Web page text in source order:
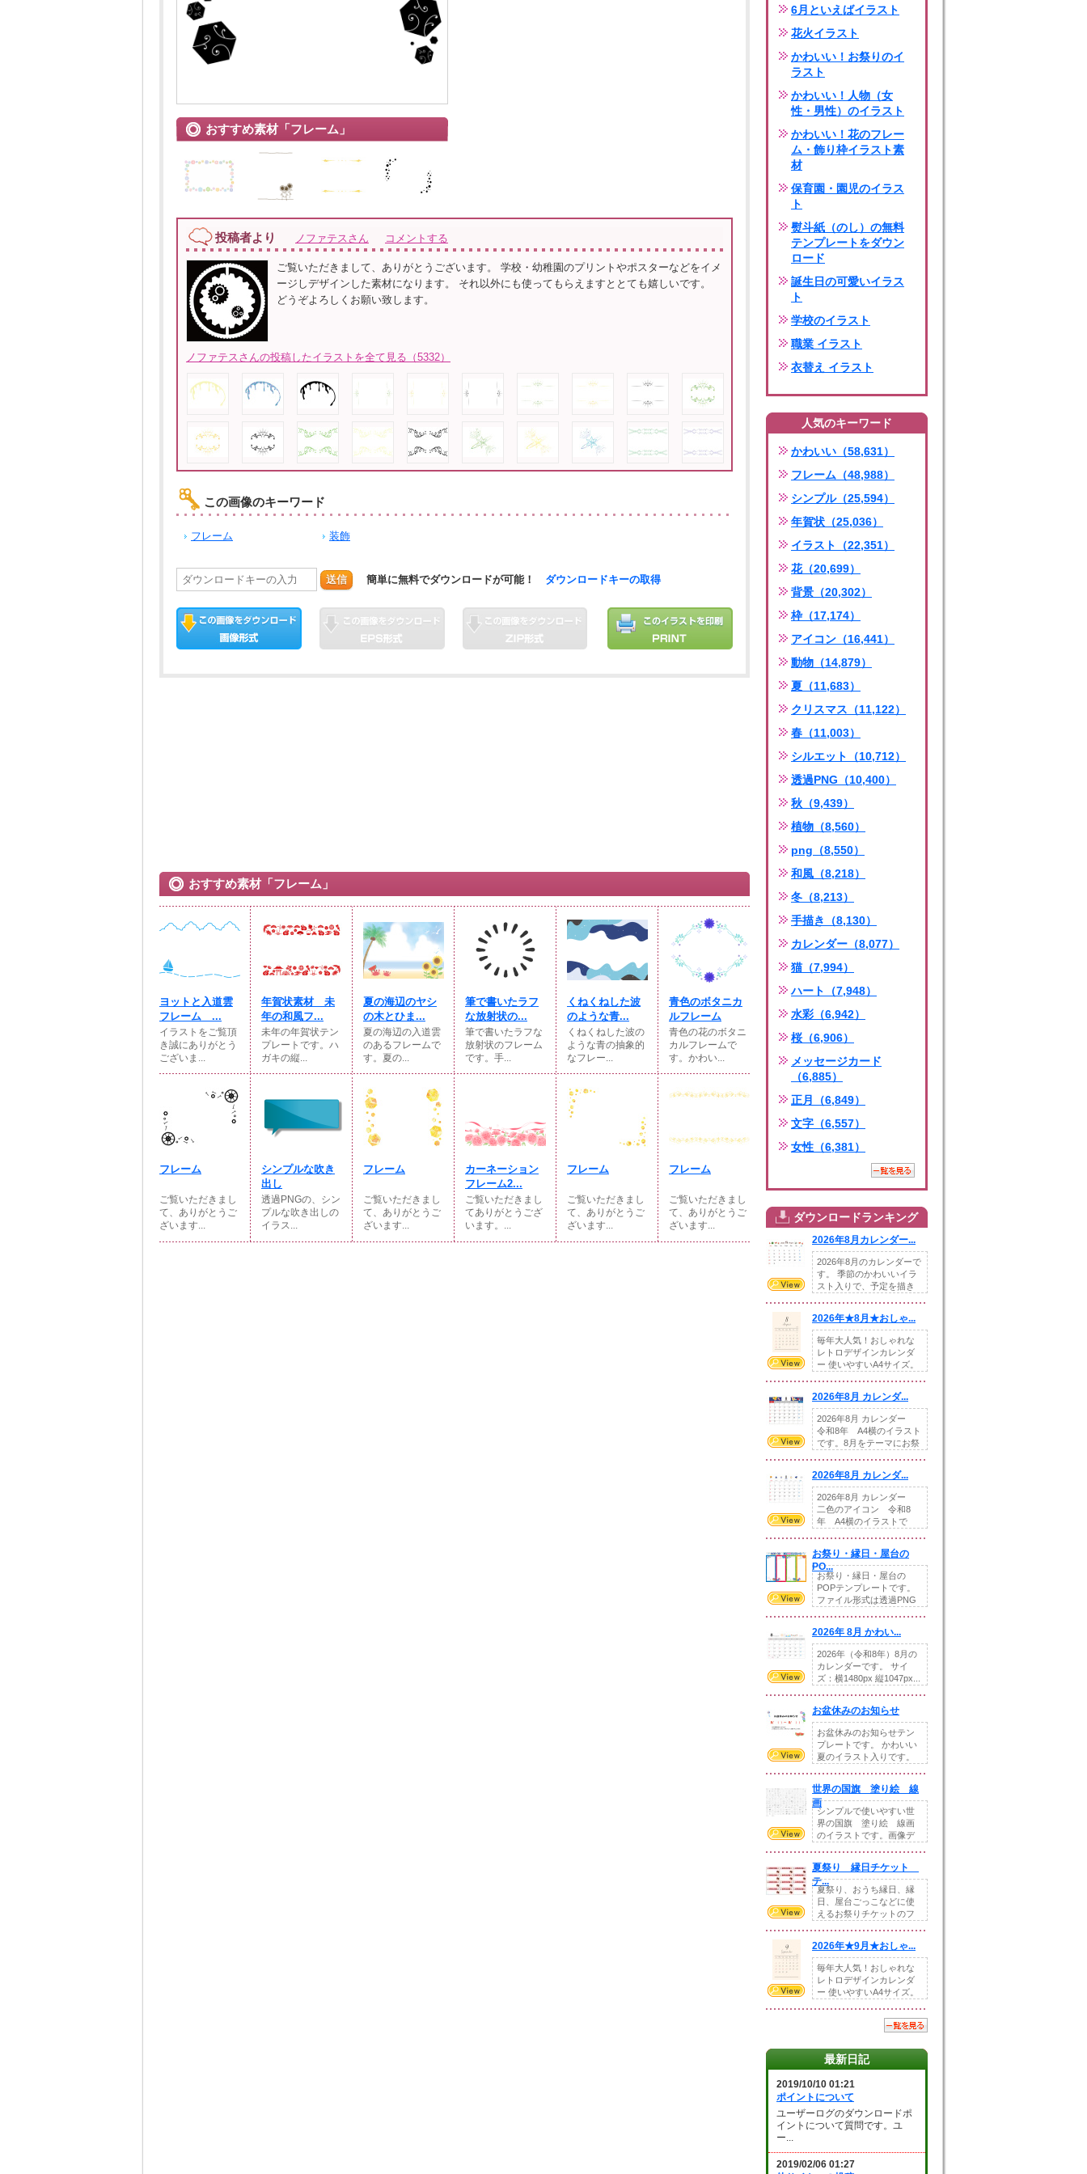
おすすめ素材「フレーム」
投稿者より ノファテスさん コメントする
ご覧いただきまして、ありがとうございます。 学校・幼稚園のプリントやポスターなどをイメ
ージしデザインした素材になります。 それ以外にも使ってもらえますととても嬉しいです。
どうぞよろしくお願い致します。
ノファテスさんの投稿したイラストを全て見る（5332）
この画像のキーワード
フレーム 装飾
送信 簡単に無料でダウンロードが可能！ ダウンロードキーの取得
おすすめ素材「フレーム」
ヨットと入道雲
フレーム ...
イラストをご覧頂
き誠にありがとう
ございま...
年賀状素材 未
年の和風フ...
未年の年賀状テン
プレートです。ハ
ガキの縦...
夏の海辺のヤシ
の木とひま...
夏の海辺の入道雲
のあるフレームで
す。夏の...
筆で書いたラフ
な放射状の...
筆で書いたラフな
放射状のフレーム
です。手...
くねくねした波
のような青...
くねくねした波の
ような青の抽象的
なフレー...
青色のボタニカ
ルフレーム
青色の花のボタニ
カルフレームで
す。かわい...
フレーム
ご覧いただきまし
て、ありがとうご
ざいます...
シンプルな吹き
出し
透過PNGの、シン
プルな吹き出しの
イラス...
フレーム
ご覧いただきまし
て、ありがとうご
ざいます...
カーネーション
フレーム2...
ご覧いただきまし
てありがとうござ
います。...
フレーム
ご覧いただきまし
て、ありがとうご
ざいます...
フレーム
ご覧いただきまし
て、ありがとうご
ざいます...
6月といえばイラスト
花火イラスト
かわいい！お祭りのイ
ラスト
かわいい！人物（女
性・男性）のイラスト
かわいい！花のフレー
ム・飾り枠イラスト素
材
保育園・園児のイラス
ト
熨斗紙（のし）の無料
テンプレートをダウン
ロード
誕生日の可愛いイラス
ト
学校のイラスト
職業 イラスト
衣替え イラスト
人気のキーワード
かわいい（58,631）
フレーム（48,988）
シンプル（25,594）
年賀状（25,036）
イラスト（22,351）
花（20,699）
背景（20,302）
枠（17,174）
アイコン（16,441）
動物（14,879）
夏（11,683）
クリスマス（11,122）
春（11,003）
シルエット（10,712）
透過PNG（10,400）
秋（9,439）
植物（8,560）
png（8,550）
和風（8,218）
冬（8,213）
手描き（8,130）
カレンダー（8,077）
猫（7,994）
ハート（7,948）
水彩（6,942）
桜（6,906）
メッセージカード
（6,885）
正月（6,849）
文字（6,557）
女性（6,381）
ダウンロードランキング
2026年8月カレンダー...
2026年8月のカレンダーで
す。 季節のかわいいイラ
スト入りで、予定を描き
2026年★8月★おしゃ...
毎年大人気！おしゃれな
レトロデザインカレンダ
ー 使いやすいA4サイズ。
2026年8月 カレンダ...
2026年8月 カレンダー
令和8年 A4横のイラスト
です。8月をテーマにお祭
2026年8月 カレンダ...
2026年8月 カレンダー
二色のアイコン 令和8
年 A4横のイラストで
お祭り・縁日・屋台の
PO...
お祭り・縁日・屋台の
POPテンプレートです。
ファイル形式は透過PNG
2026年 8月 かわい...
2026年（令和8年）8月の
カレンダーです。 サイ
ズ：横1480px 縦1047px...
お盆休みのお知らせ
お盆休みのお知らせテン
プレートです。 かわいい
夏のイラスト入りです。
世界の国旗 塗り絵 線
画
シンプルで使いやすい世
界の国旗 塗り絵 線画
のイラストです。画像デ
夏祭り 縁日チケット
テ...
夏祭り、おうち縁日、縁
日、屋台ごっこなどに使
えるお祭りチケットのフ
2026年★9月★おしゃ...
毎年大人気！おしゃれな
レトロデザインカレンダ
ー 使いやすいA4サイズ。
最新日記
2019/10/10 01:21
ポイントについて
ユーザーログのダウンロードポ
イントについて質問です。ユ
ー...
2019/02/06 01:27